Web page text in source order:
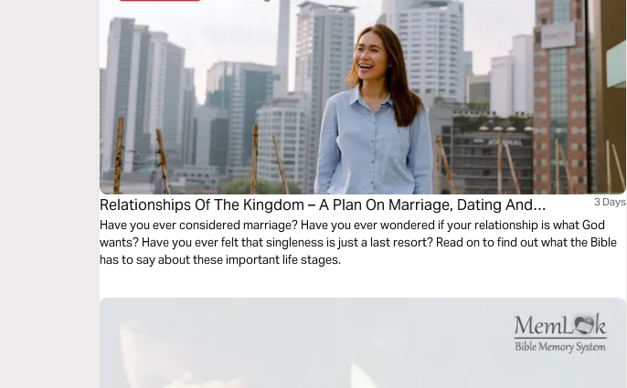
Relationships Of The Kingdom – A Plan On Marriage, Dating And
Singleness
3 Days
Have you ever considered marriage? Have you ever wondered if your relationship is what God
wants? Have you ever felt that singleness is just a last resort? Read on to find out what the Bible
has to say about these important life stages.